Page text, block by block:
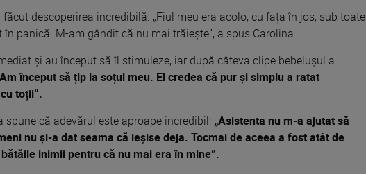
descoperirea incredibilă. „Fiul meu era acolo, cu fața în jos, sub toate
panică. M-am gândit că nu mai trăiește”, a spus Carolina.
și au început să îl stimuleze, iar după câteva clipe bebelușul a
început să țip la soțul meu. El credea că pur și simplu a ratat
toții”.
că adevărul este aproape incredibil: „Asistenta nu m-a ajutat să
nu și-a dat seama că ieșise deja. Tocmai de aceea a fost atât de
inimii pentru că nu mai era în mine”.